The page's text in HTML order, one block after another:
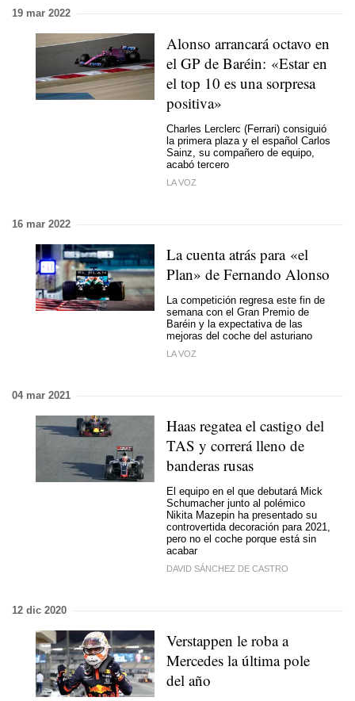
19 mar 2022
Alonso arrancará octavo en
el GP de Baréin: «Estar en
el top 10 es una sorpresa
positiva»
Charles Lerclerc (Ferrari) consiguió
la primera plaza y el español Carlos
Sainz, su compañero de equipo,
acabó tercero
LA VOZ
16 mar 2022
La cuenta atrás para «el
Plan» de Fernando Alonso
La competición regresa este fin de
semana con el Gran Premio de
Baréin y la expectativa de las
mejoras del coche del asturiano
LA VOZ
04 mar 2021
Haas regatea el castigo del
TAS y correrá lleno de
banderas rusas
El equipo en el que debutará Mick
Schumacher junto al polémico
Nikita Mazepin ha presentado su
controvertida decoración para 2021,
pero no el coche porque está sin
acabar
DAVID SÁNCHEZ DE CASTRO
12 dic 2020
Verstappen le roba a
Mercedes la última pole
del año